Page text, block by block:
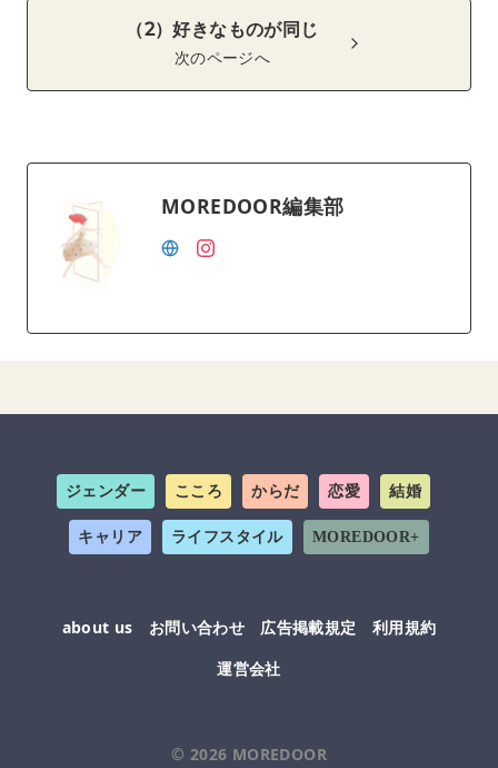
（2）好きなものが同じ
次のページへ
MOREDOOR編集部
ジェンダー こころ からだ 恋愛 結婚
キャリア ライフスタイル MOREDOOR+
about us お問い合わせ 広告掲載規定
利用規約
運営会社
© 2026 MOREDOOR